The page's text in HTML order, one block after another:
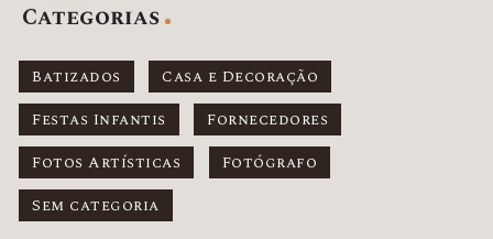
Categorias
Batizados
Casa e Decoração
Festas Infantis
Fornecedores
Fotos Artísticas
Fotógrafo
Sem categoria